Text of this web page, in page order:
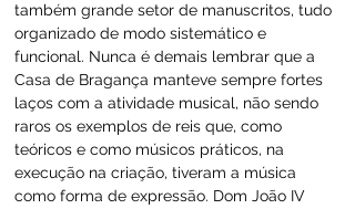
também grande setor de manuscritos, tudo
organizado de modo sistemático e
funcional. Nunca é demais lembrar que a
Casa de Bragança manteve sempre fortes
laços com a atividade musical, não sendo
raros os exemplos de reis que, como
teóricos e como músicos práticos, na
execução na criação, tiveram a música
como forma de expressão. Dom João IV